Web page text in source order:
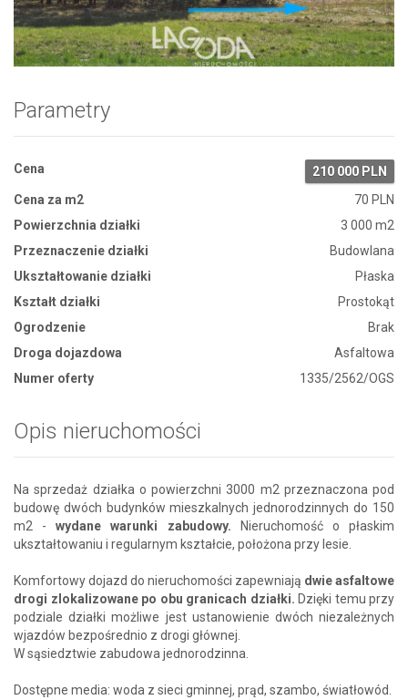
Zdjęcie 1
Parametry
Cena
210 000 PLN
Cena za m2
70 PLN
Powierzchnia działki
3 000 m2
Przeznaczenie działki
Budowlana
Ukształtowanie działki
Płaska
Kształt działki
Prostokąt
Ogrodzenie
Brak
Droga dojazdowa
Asfaltowa
Numer oferty
1335/2562/OGS
Opis nieruchomości
Na sprzedaż działka o powierzchni 3000 m2 przeznaczona pod
budowę dwóch budynków mieszkalnych jednorodzinnych do 150
m2 -wydane warunki zabudowy. Nieruchomość o płaskim
ukształtowaniu i regularnym kształcie, położona przy lesie.
Komfortowy dojazd do nieruchomości zapewniają dwie asfaltowe
drogi zlokalizowane po obu granicach działki. Dzięki temu przy
podziale działki możliwe jest ustanowienie dwóch niezależnych
wjazdów bezpośrednio z drogi głównej.
W sąsiedztwie zabudowa jednorodzinna.
Dostępne media: woda z sieci gminnej, prąd, szambo, światłowód.